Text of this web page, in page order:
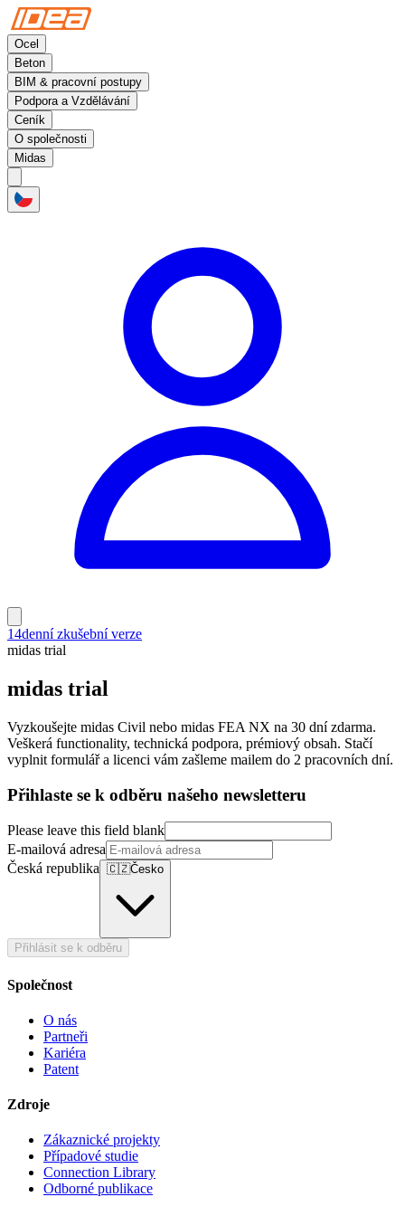
Ocel
Beton
BIM & pracovní postupy
Podpora a Vzdělávání
Ceník
O společnosti
Midas
14denní zkušební verze
midas trial
midas trial
Vyzkoušejte midas Civil nebo midas FEA NX na 30 dní zdarma.
Veškerá functionality, technická podpora, prémiový obsah. Stačí
vyplnit formulář a licenci vám zašleme mailem do 2 pracovních dní.
Přihlaste se k odběru našeho newsletteru
Please leave this field blank
E-mailová adresa
Česká republika 🇨🇿Česko
Přihlásit se k odběru
Společnost
O nás
Partneři
Kariéra
Patent
Zdroje
Zákaznické projekty
Případové studie
Connection Library
Odborné publikace